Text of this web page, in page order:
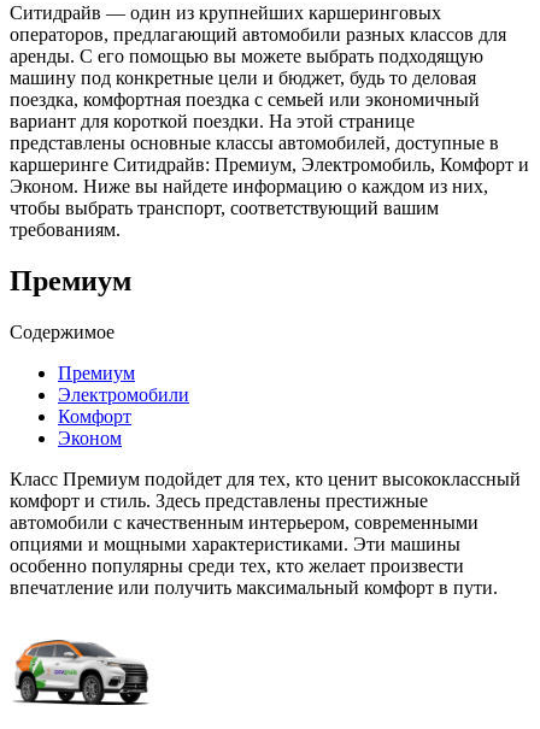
Ситидрайв — один из крупнейших каршеринговых
операторов, предлагающий автомобили разных классов для
аренды. С его помощью вы можете выбрать подходящую
машину под конкретные цели и бюджет, будь то деловая
поездка, комфортная поездка с семьей или экономичный
вариант для короткой поездки. На этой странице
представлены основные классы автомобилей, доступные в
каршеринге Ситидрайв: Премиум, Электромобиль, Комфорт и
Эконом. Ниже вы найдете информацию о каждом из них,
чтобы выбрать транспорт, соответствующий вашим
требованиям.
Премиум
Содержимое
Премиум
Электромобили
Комфорт
Эконом
Класс Премиум подойдет для тех, кто ценит высококлассный
комфорт и стиль. Здесь представлены престижные
автомобили с качественным интерьером, современными
опциями и мощными характеристиками. Эти машины
особенно популярны среди тех, кто желает произвести
впечатление или получить максимальный комфорт в пути.